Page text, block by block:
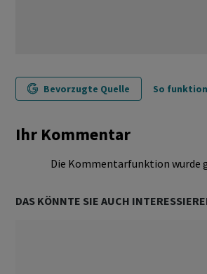
Bevorzugte Quelle So
Ihr Kommentar
Die Kommentarfunktion wurde
DAS KÖNNTE SIE AUCH